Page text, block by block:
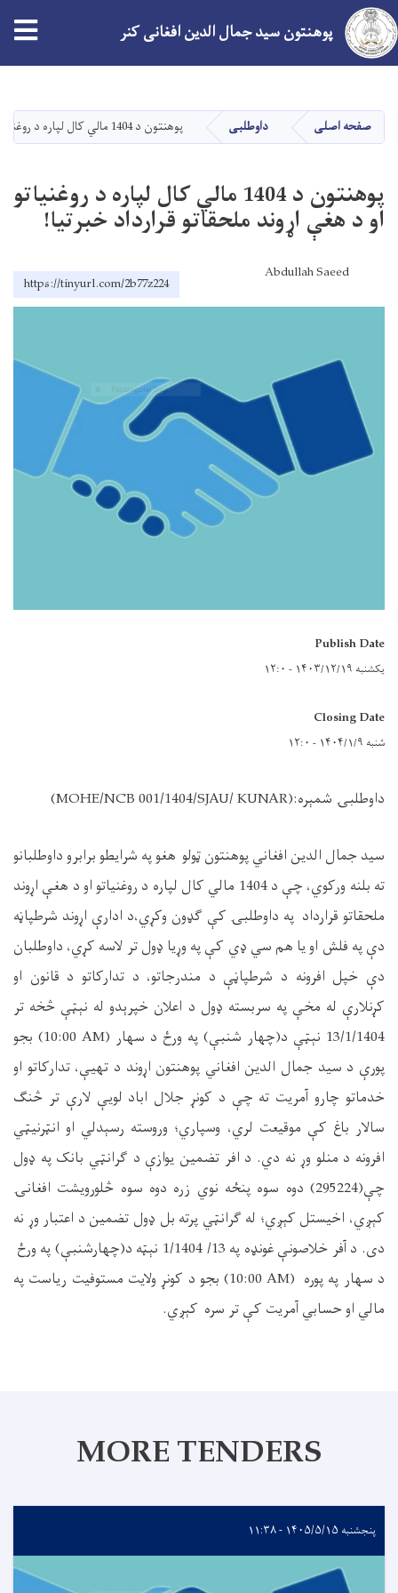
main
content
پوهنتون سید جمال الدین افغانی کنر
صفحه اصلی داوطلبی پوهنتون د 1404 مالي کال لپاره د روغنیاتو او د هغې اړوند ملحقاتو قرارداد خبرتیا!
پوهنتون د 1404 مالي کال لپاره د روغنیاتو
او د هغې اړوند ملحقاتو قرارداد خبرتیا!
Abdullah Saeed
https://tinyurl.com/2b77z224
Publish Date
یکشنبه ۱۴۰۳/۱۲/۱۹ - ۱۲:۰
Closing Date
شنبه ۱۴۰۴/۱/۹ - ۱۲:۰
داوطلبۍ شمېره:
(MOHE/NCB 001/1404/SJAU/ KUNAR)
سید جمال الدین افغاني پوهنتون ټولو هغوپه شرایطو برابروداوطلبانو
ته بلنه ورکوي،
چې د 1404 مالي کال لپاره د روغنیاتو او د هغې اړوند
ملحقاتو قرارداد په داوطلبۍ کې گډون وکړي،د ادارې اړوند شرطپاڼه
دې په فلش او یا هم سي ډي کې په وړیا ډول تر لاسه کړي، داوطلبان
دې خپل افرونه د شرطپاڼې د مندرجاتو، د تدارکاتو د قانون او
کړنلارې له مخې په سربسته ډول د اعلان خپرېدو له نېټې څخه تر
13/1/1404 نېټې د(چهار شنبې) په ورځ د سهار
(10:00 AM) بجو
پورې د سید جمال الدین افغاني پوهنتون اړوند د تهیې، تدارکاتو او
خدماتو چارو آمریت ته چې د کونړ جلال اباد لویې لارې تر څنگ
سالار باغ کې موقیعت لري، وسپاري؛ وروسته رسېدلي او انټرنیټي
افرونه د منلو وړ نه دي. د افر تضمین یوازې د گرانټي بانک په ډول
چې(295224) دوه سوه پنځه نوي زره دوه سوه څلورویشت افغانۍ
کېږي، اخیستل کېږي؛ له گرانټي پرته بل ډول تضمین د اعتبار وړ نه
دی. د آفر خلاصونې غونډه په 13/ 1/1404 نېټه د(چهارشنبې) په ورځ
د سهار په پوره (10:00 AM) بجو د کونړ ولايت مستوفيت رياست په
مالي او حسابي آمريت کې تر سره کېږي.
MORE TENDERS
پنجشنبه ۱۴۰۵/۵/۱۵ - ۱۱:۳۸